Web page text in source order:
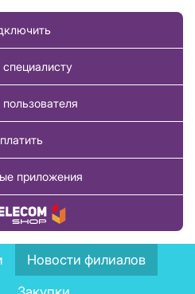
приложения
товар
Новости филиалов